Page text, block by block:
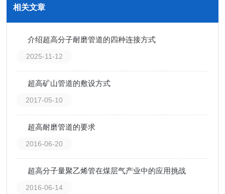
相关文章
介绍超高分子耐磨管道的四种连接方式
2025-11-12
超高矿山管道的敷设方式
2017-05-10
超高耐磨管道的要求
2016-06-20
超高分子量聚乙烯管在煤层气产业中的应用挑战
2016-06-14